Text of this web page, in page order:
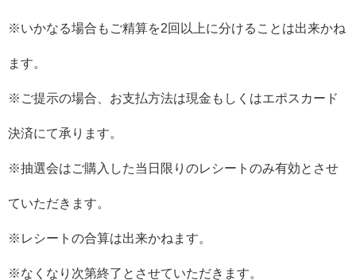
※いかなる場合もご精算を2回以上に分けることは出来かね
ます。
※ご提示の場合、お支払方法は現金もしくはエポスカード
決済にて承ります。
※抽選会はご購入した当日限りのレシートのみ有効とさせ
ていただきます。
※レシートの合算は出来かねます。
※なくなり次第終了とさせていただきます。